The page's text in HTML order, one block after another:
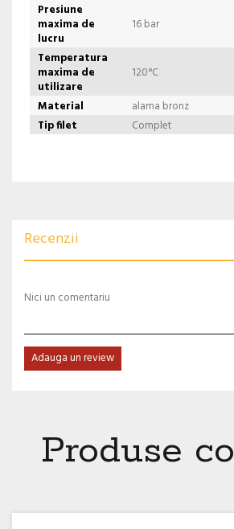
Presiune
maxima de
lucru
16 bar
Temperatura
maxima de
utilizare
120°C
Material
alama bronz
Tip filet
Complet
Recenzii
Nici un comentariu
Adauga un review
Produse